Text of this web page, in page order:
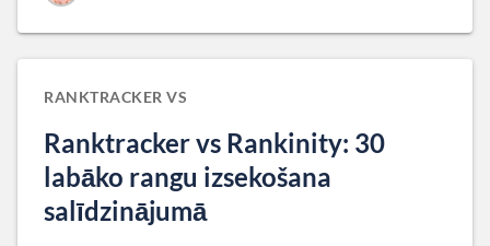
RANKTRACKER VS
Ranktracker vs Rankinity: 30
labāko rangu izsekošana
salīdzinājumā